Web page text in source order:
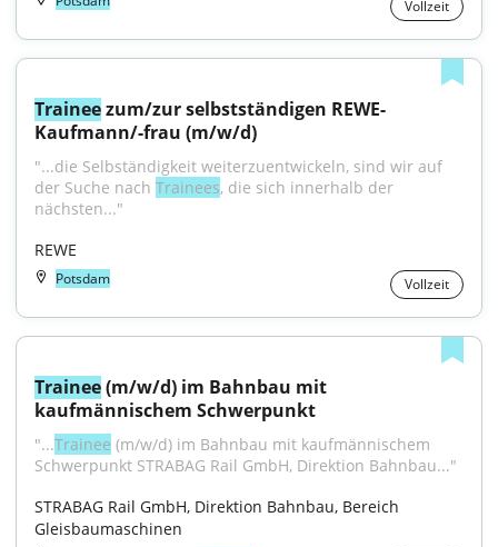
Vollzeit
Trainee zum/zur selbstständigen REWE-
Kaufmann/-frau (m/w/d)
"...die Selbständigkeit weiterzuentwickeln, sind wir auf
der Suche nach Trainees, die sich innerhalb der
nächsten..."
REWE
Potsdam Vollzeit
Trainee (m/w/d) im Bahnbau mit
kaufmännischem Schwerpunkt
"...Trainee (m/w/d) im Bahnbau mit kaufmännischem
Schwerpunkt STRABAG Rail GmbH, Direktion Bahnbau..."
STRABAG Rail GmbH, Direktion Bahnbau, Bereich
Gleisbaumaschinen